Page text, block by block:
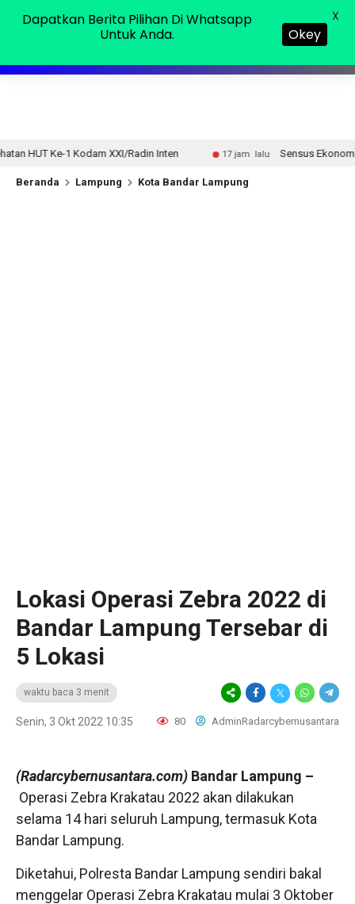
Radin Inten 17 jam lalu Sensus Ekonomi 2026, Pemprov
Beranda Lampung Kota Bandar Lampung
Lokasi Operasi Zebra 2022 di
Bandar Lampung Tersebar di
5 Lokasi
waktu baca 3 menit
Senin, 3 Okt 2022 10:35 80 AdminRadarcybernusantara
(Radarcybernusantara.com) Bandar Lampung –
Operasi Zebra Krakatau 2022 akan dilakukan
selama 14 hari seluruh Lampung, termasuk Kota
Bandar Lampung.
Diketahui, Polresta Bandar Lampung sendiri bakal
menggelar Operasi Zebra Krakatau mulai 3 Oktober
Dapatkan Berita Pilihan Di Whatsapp
Untuk Anda.
Okey
X